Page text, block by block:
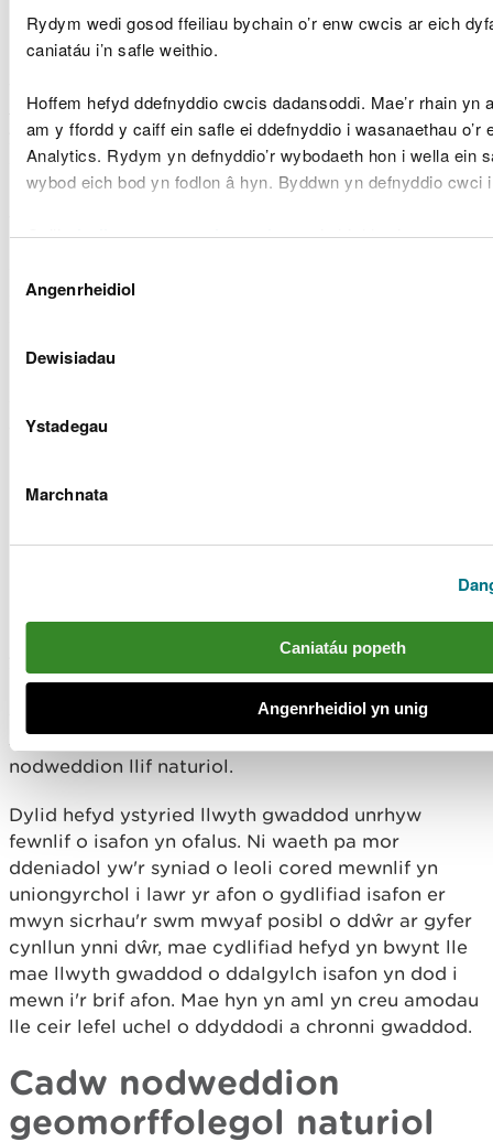
Rydym wedi gosod ffeiliau bychain o’r enw cwcis ar eich
caniatáu i’n safle weithio.
Hoffem hefyd ddefnyddio cwcis dadansoddi. Mae’r rhain yn
am y ffordd y caiff ein safle ei ddefnyddio i wasanaethau o’r
Analytics. Rydym yn defnyddio’r wybodaeth hon i wella ein
wybod eich bod yn fodlon â hyn. Byddwn yn defnyddio
Gellirdarllen mwy am ein cwciscyn i chi ddewis.
Caniatâd
Angenrheidiol
Dewisiadau
Ystadegau
Marchnata
Caniatáu popeth
Angenrheidiol yn unig
Ni ddylid newid lled naturiol sianel yr afon ar safle
sianel yn naturiol sy'n adlewyrchiad cyfunol o arfer
y llif, topograffi'r dalgylch, defnydd y tir a'r
ddaeareg. Lle gwneir newidiadau i led y sianel,
perir risg o ansefydlogi'r deunydd naturiol sydd
lledaenu sianel afon neu nant yn achosi
geomorffoleg hyd afon penodol. I'r gwrthwyneb,
llifogydd naturiol, darfu ar gydbwysedd egni
cynefinoedd a geir mewn hyd afon penodol.
Lleoli'r mewnlif er mwyn
Dylid lleoli mewnlifoedd i fyny'r afon o aberoedd
y llifau a achosir gan weithgareddau tynnu dŵr.
Bydd y llif sy'n dod i mewn o isafon yn cyflwyno
cyfaint llif mwy, a mwy o amrywioldeb i'r hyd afon
sydd wedi'i leihau, ac yn helpu i gynnal rhywfaint o
nodweddion llif naturiol.
Dylid hefyd ystyried llwyth gwaddod unrhyw
fewnlif o isafon yn ofalus. Ni waeth pa mor
ddeniadol yw'r syniad o leoli cored mewnlif yn
uniongyrchol i lawr yr afon o gydlifiad isafon er
mwyn sicrhau'r swm mwyaf posibl o ddŵr ar gyfer
cynllun ynni dŵr, mae cydlifiad hefyd yn bwynt lle
mae llwyth gwaddod o ddalgylch isafon yn dod i
mewn i'r brif afon. Mae hyn yn aml yn creu amodau
lle ceir lefel uchel o ddyddodi a chronni gwaddod.
Cadw nodweddion
geomorffolegol naturiol